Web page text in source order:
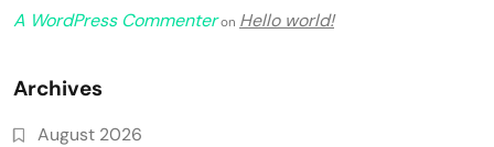
A WordPress Commenteron Hello world!
Archives
August 2026